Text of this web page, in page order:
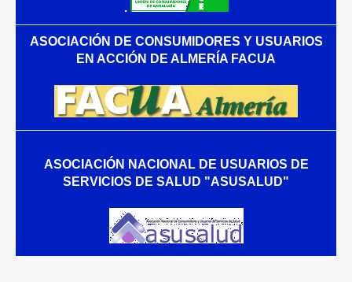
.
ASOCIACIÓN DE CONSUMIDORES Y USUARIOS
EN ACCIÓN DE ALMERÍA FACUA
ASOCIACIÓN NACIONAL DE USUARIOS DE
SERVICIOS DE SALUD "ASUSALUD"